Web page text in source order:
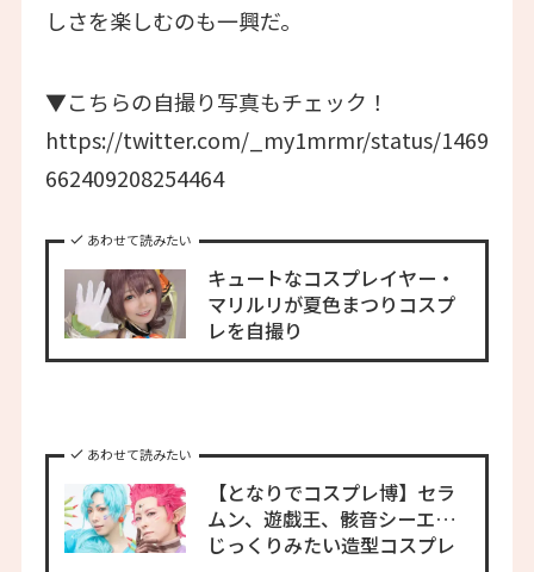
しさを楽しむのも一興だ。
▼こちらの自撮り写真もチェック！
https://twitter.com/_my1mrmr/status/1469
662409208254464
あわせて読みたい
キュートなコスプレイヤー・
マリルリが夏色まつりコスプ
レを自撮り
あわせて読みたい
【となりでコスプレ博】セラ
ムン、遊戯王、骸音シーエ…
じっくりみたい造型コスプレ